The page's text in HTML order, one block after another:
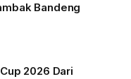
Bandeng
2026 Dari